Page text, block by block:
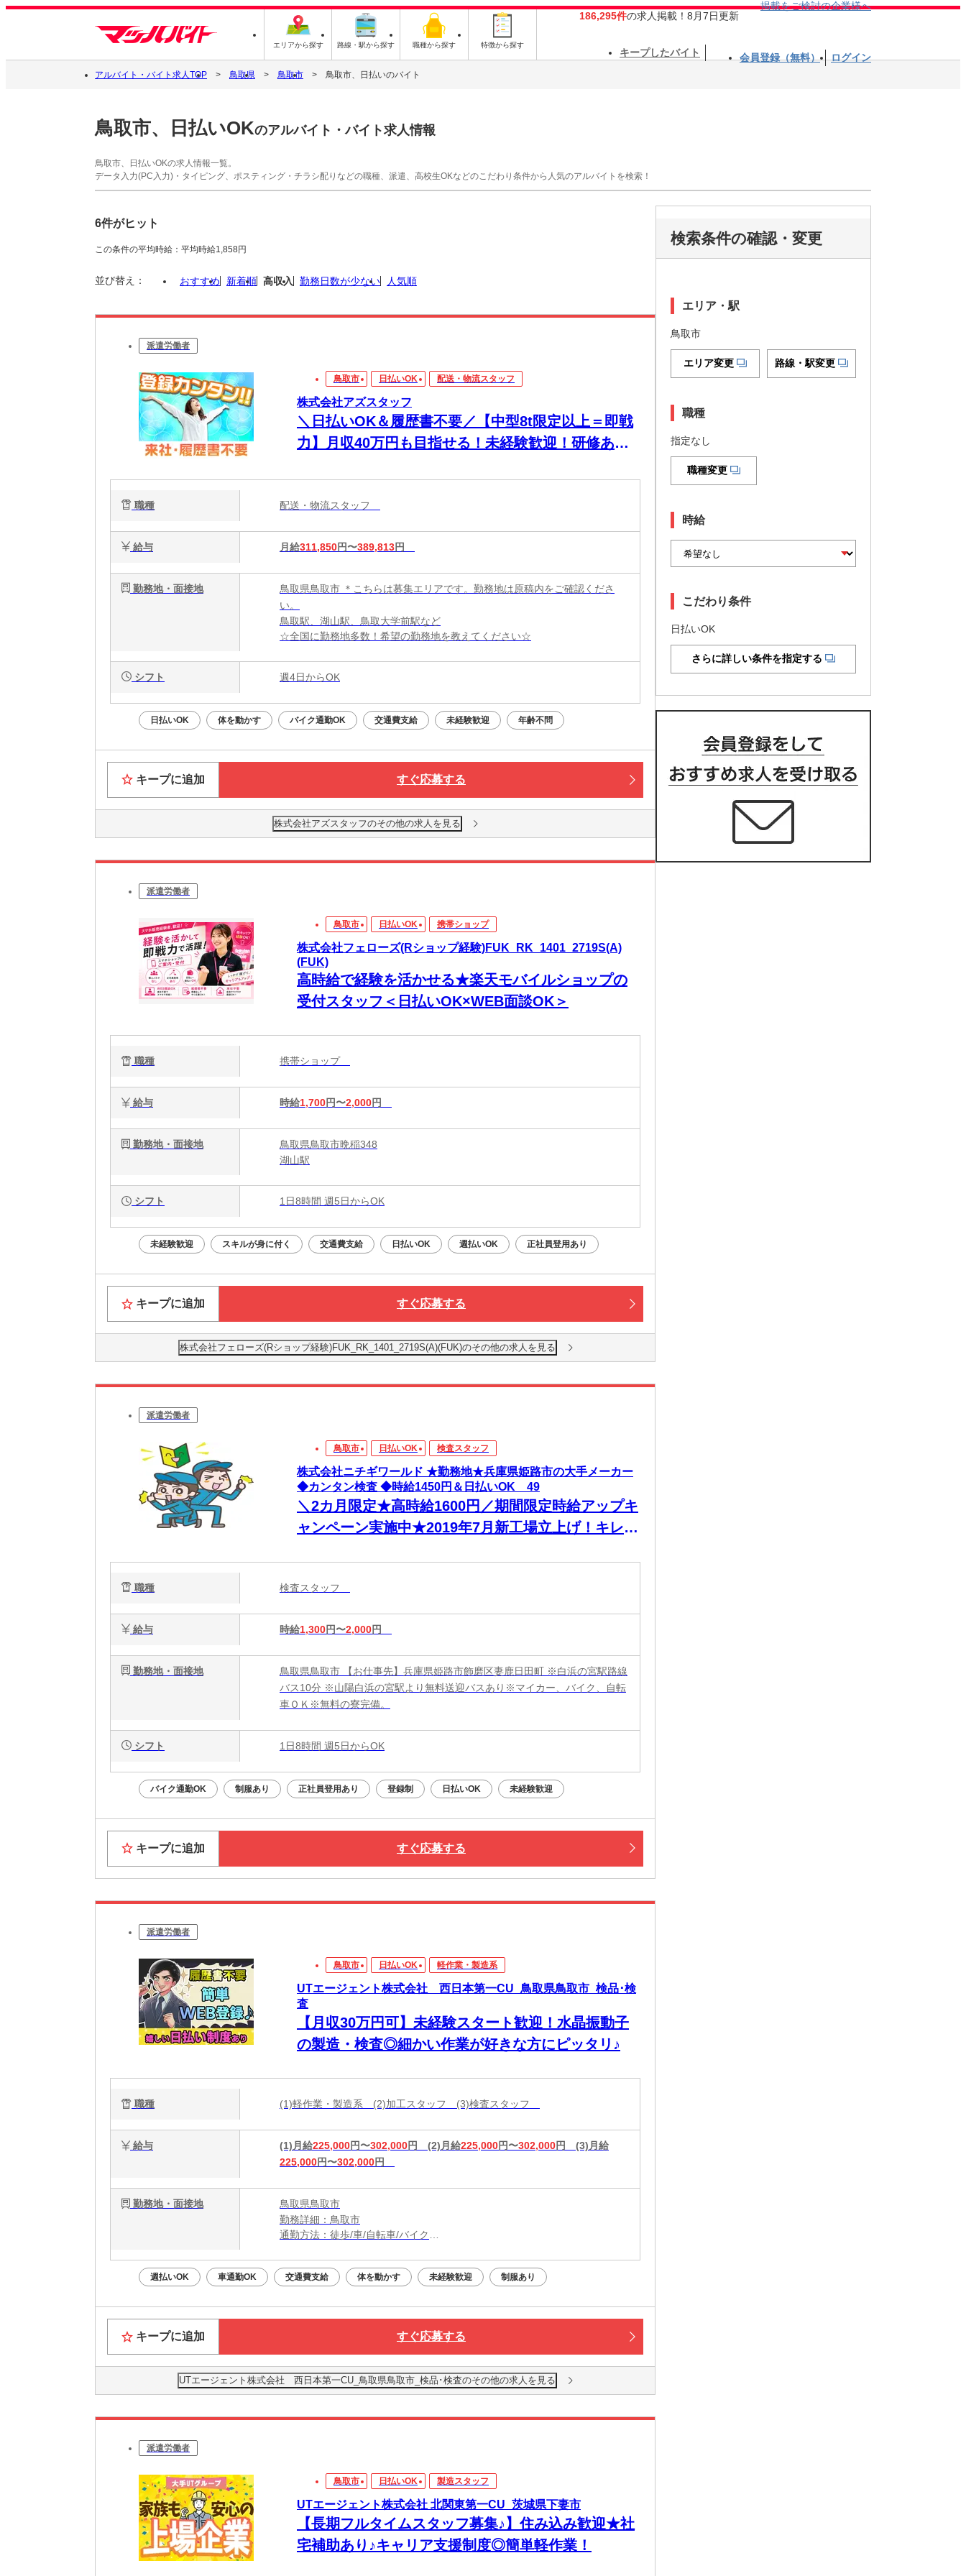
エリアから探す 路線・駅から探す 職種から探す 特徴から探す
186,295件の求人掲載！8月7日更新
掲載をご検討の企業様へ
キープしたバイト 会員登録（無料） ログイン
アルバイト・バイト求人TOP 鳥取県 鳥取市 鳥取市、日払いのバイト
鳥取市、日払いOKのアルバイト・バイト求人情報
鳥取市、日払いOKの求人情報一覧。
データ入力(PC入力)・タイピング、ポスティング・チラシ配りなどの職種、派遣、高校生OKなどのこだわり条件から人気のアルバイトを検索！
6件がヒット
この条件の平均時給：平均時給1,858円
並び替え： おすすめ 新着順 高収入 勤務日数が少ない 人気順
派遣労働者
鳥取市 日払いOK 配送・物流スタッフ
株式会社アズスタッフ
＼日払いOK＆履歴書不要／【中型8t限定以上＝即戦
力】月収40万円も目指せる！未経験歓迎！研修あ
職種 配送・物流スタッフ
給与 月給311,850円〜389,813円
勤務地・面接地
鳥取県鳥取市 ＊こちらは募集エリアです。勤務地は原稿内をご確認くださ
い。
鳥取駅、湖山駅、鳥取大学前駅など
☆全国に勤務地多数！希望の勤務地を教えてください☆
シフト 週4日からOK
日払いOK 体を動かす バイク通勤OK 交通費支給 未経験歓迎 年齢不問
キープに追加 すぐ応募する
株式会社アズスタッフのその他の求人を見る
派遣労働者
鳥取市 日払いOK 携帯ショップ
株式会社フェローズ(Rショップ経験)FUK_RK_1401_2719S(A)
(FUK)
高時給で経験を活かせる★楽天モバイルショップの
受付スタッフ＜日払いOK×WEB面談OK＞
職種 携帯ショップ
給与 時給1,700円〜2,000円
勤務地・面接地
鳥取県鳥取市晩稲348
湖山駅
シフト 1日8時間 週5日からOK
未経験歓迎 スキルが身に付く 交通費支給 日払いOK 週払いOK 正社員登用あり
キープに追加 すぐ応募する
株式会社フェローズ(Rショップ経験)FUK_RK_1401_2719S(A)(FUK)のその他の求人を見る
派遣労働者
鳥取市 日払いOK 検査スタッフ
株式会社ニチギワールド ★勤務地★兵庫県姫路市の大手メーカー
◆カンタン検査 ◆時給1450円＆日払いOK 49
＼2カ月限定★高時給1600円／期間限定時給アップキ
ャンペーン実施中★2019年7月新工場立上げ！キレイ
職種 検査スタッフ
給与 時給1,300円〜2,000円
勤務地・面接地
鳥取県鳥取市 【お仕事先】兵庫県姫路市飾磨区妻鹿日田町 ※白浜の宮駅路線
バス10分 ※山陽白浜の宮駅より無料送迎バスあり※マイカー、バイク、自転
車ＯＫ※無料の寮完備。
シフト 1日8時間 週5日からOK
バイク通勤OK 制服あり 正社員登用あり 登録制 日払いOK 未経験歓迎
キープに追加 すぐ応募する
派遣労働者
鳥取市 日払いOK 軽作業・製造系
UTエージェント株式会社 西日本第一CU_鳥取県鳥取市_検品･検
査
【月収30万円可】未経験スタート歓迎！水晶振動子
の製造・検査◎細かい作業が好きな方にピッタリ♪
職種 (1)軽作業・製造系 (2)加工スタッフ (3)検査スタッフ
給与 (1)月給225,000円〜302,000円 (2)月給225,000円〜302,000円
(3)月給
225,000円〜302,000円
勤務地・面接地
鳥取県鳥取市
勤務詳細：鳥取市
通勤方法：徒歩/車/自転車/バイク
※冬季降雪時は安全の為、二輪車での通勤は不可
週払いOK 車通勤OK 交通費支給 体を動かす 未経験歓迎 制服あり
キープに追加 すぐ応募する
UTエージェント株式会社 西日本第一CU_鳥取県鳥取市_検品･検査のその他の求人を見る
派遣労働者
鳥取市 日払いOK 製造スタッフ
UTエージェント株式会社 北関東第一CU_茨城県下妻市
【長期フルタイムスタッフ募集♪】住み込み歓迎★社
宅補助あり♪キャリア支援制度◎簡単軽作業！
検索条件の確認・変更
エリア・駅
鳥取市
エリア変更 路線・駅変更
職種
指定なし
職種変更
時給
こだわり条件
日払いOK
さらに詳しい条件を指定する